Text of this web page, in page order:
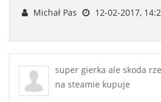
Michał Pas
12-02-2017,
super gierka ale skoda
na steamie kupuje